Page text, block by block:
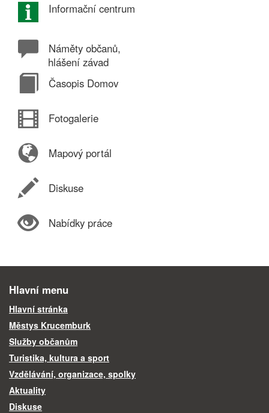
Informační centrum
Náměty občanů,
hlášení závad
Časopis Domov
Fotogalerie
Mapový portál
Diskuse
Nabídky práce
Hlavní menu
Hlavní stránka
Městys Krucemburk
Služby občanům
Turistika, kultura a sport
Vzdělávání, organizace, spolky
Aktuality
Diskuse